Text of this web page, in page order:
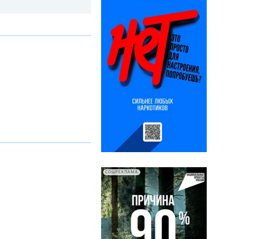
СОЦРЕКЛАМА